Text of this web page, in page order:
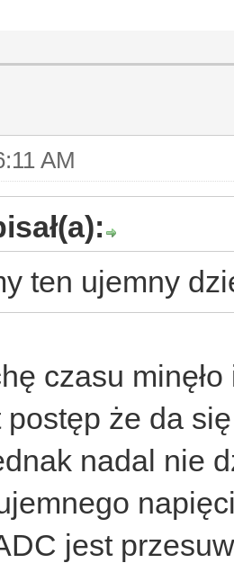
AM
ten ujemny
czasu
postęp że da
nadal nie
jest